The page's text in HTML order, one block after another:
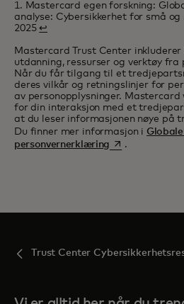
1. Mastercard egen forskning:
analyse: Cybersikkerhet for små
2025↩
Mastercard Trust Center
utdanning, ressurser og verktøy fra
Når du får tilgang til et
deres vilkår og retningslinjer for
av personopplysninger.
for din interaksjon med et
at du leser informasjonen nøye på
Du finner mer informasjon i
personvernerklæringopens in a new
.
Trust Center